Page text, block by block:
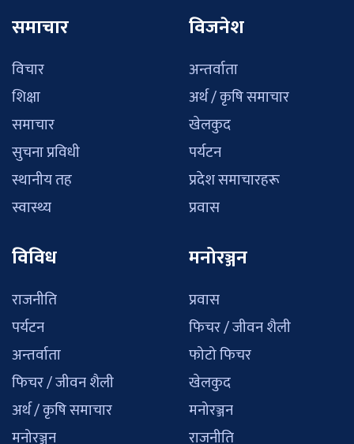
समाचार
विचार
शिक्षा
समाचार
सुचना प्रविधी
स्थानीय तह
स्वास्थ्य
विजनेश
अन्तर्वाता
अर्थ / कृषि समाचार
खेलकुद
पर्यटन
प्रदेश समाचारहरू
प्रवास
विविध
राजनीति
पर्यटन
अन्तर्वाता
फिचर / जीवन शैली
अर्थ / कृषि समाचार
मनोरञ्जन
मनोरञ्जन
प्रवास
फिचर / जीवन शैली
फोटो फिचर
खेलकुद
मनोरञ्जन
राजनीति